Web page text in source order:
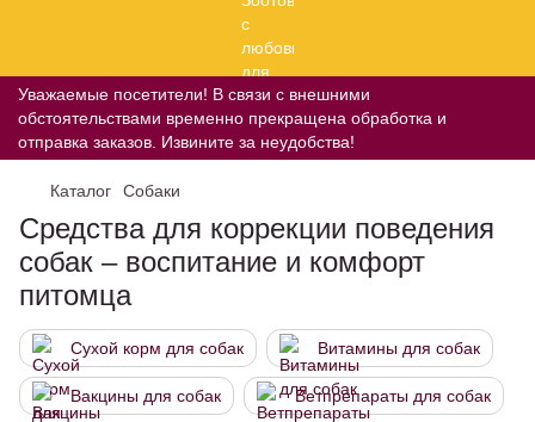
Уважаемые посетители! В связи с внешними
обстоятельствами временно прекращена обработка и
отправка заказов. Извините за неудобства!
Каталог Собаки
Средства для коррекции поведения
собак – воспитание и комфорт
питомца
Сухой корм для собак Витамины для собак
Вакцины для собак Ветпрепараты для собак